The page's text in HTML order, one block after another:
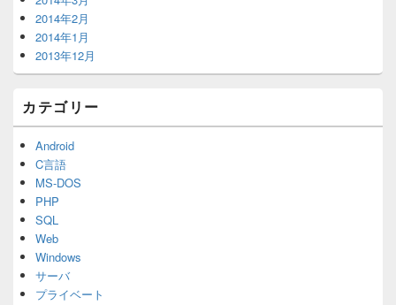
2014年2月
2014年1月
2013年12月
カテゴリー
Android
C言語
MS-DOS
PHP
SQL
Web
Windows
サーバ
プライベート